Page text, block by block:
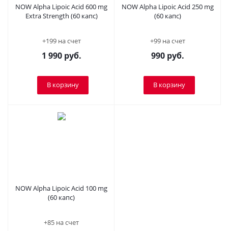
NOW Alpha Lipoic Acid 600 mg
Extra Strength (60 капс)
+199 на счет
1 990руб.
В корзину
NOW Alpha Lipoic Acid 250 mg
(60 капс)
+99 на счет
990 руб.
В корзину
NOW Alpha Lipoic Acid 100 mg
(60 капс)
+85 на счет